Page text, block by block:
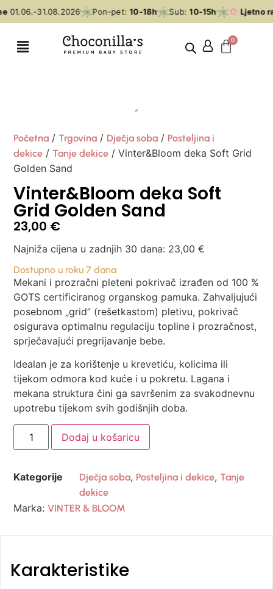
01.06.-31.08.2026 Pon-pet:10-18h Sub:10-15h Ljetno
Početna /Trgovina / Dječja soba / Posteljina i
dekice /Tanje dekice / Vinter&Bloom deka Soft Grid
Golden Sand
Vinter&Bloom deka Soft
Grid Golden Sand
23,00 €
Najniža cijena u zadnjih 30 dana: 23,00€
Dostupno u roku 7 dana
Mekani i prozračni pleteni pokrivač izrađen od 100 %
GOTS certificiranog organskog pamuka. Zahvaljujući
posebnom „grid” (rešetkastom) pletivu, pokrivač
osigurava optimalnu regulaciju topline i prozračnost,
sprječavajući pregrijavanje bebe.
Idealan je za korištenje u krevetiću, kolicima ili
tijekom odmora kod kuće i u pokretu. Lagana i
mekana struktura čini ga savršenim za svakodnevnu
upotrebu tijekom svih godišnjih doba.
Dodaj u košaricu
Kategorije Dječja soba, Posteljina i dekice,Tanje
dekice
Marka:VINTER & BLOOM
Karakteristike